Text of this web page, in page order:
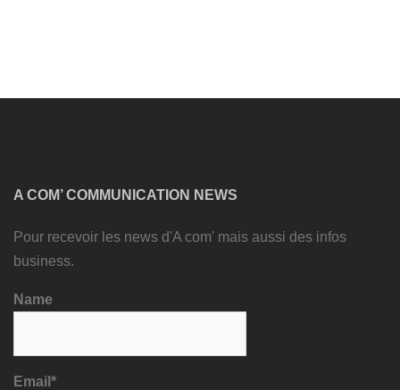
A COM’ COMMUNICATION NEWS
Pour recevoir les news d'A com' mais aussi des infos
business.
Name
Email*